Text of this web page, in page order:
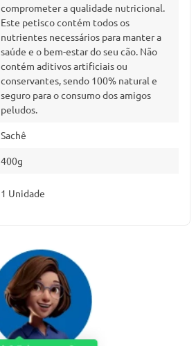
comprometer a qualidade nutricional.
Este petisco contém todos os
nutrientes necessários para manter a
saúde e o bem-estar do seu cão. Não
contém aditivos artificiais ou
conservantes, sendo 100% natural e
seguro para o consumo dos amigos
peludos.
Sachê
400g
1 Unidade